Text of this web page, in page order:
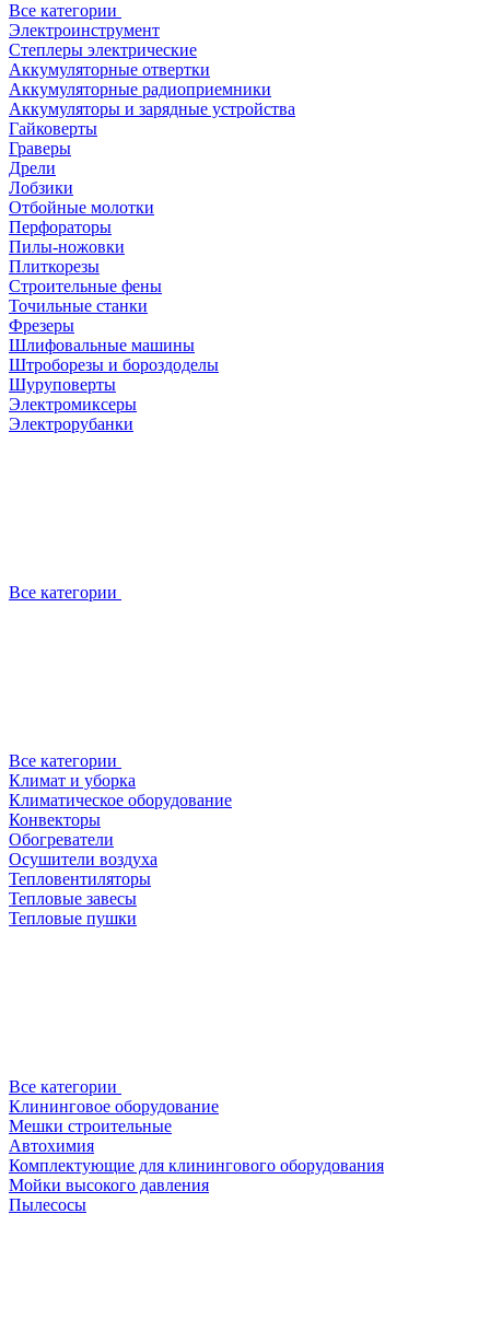
Все категории
Электроинструмент
Степлеры электрические
Аккумуляторные отвертки
Аккумуляторные радиоприемники
Аккумуляторы и зарядные устройства
Гайковерты
Граверы
Дрели
Лобзики
Отбойные молотки
Перфораторы
Пилы-ножовки
Плиткорезы
Строительные фены
Точильные станки
Фрезеры
Шлифовальные машины
Штроборезы и бороздоделы
Шуруповерты
Электромиксеры
Электрорубанки
Все категории
Все категории
Климат и уборка
Климатическое оборудование
Конвекторы
Обогреватели
Осушители воздуха
Тепловентиляторы
Тепловые завесы
Тепловые пушки
Все категории
Клининговое оборудование
Мешки строительные
Автохимия
Комплектующие для клинингового оборудования
Мойки высокого давления
Пылесосы